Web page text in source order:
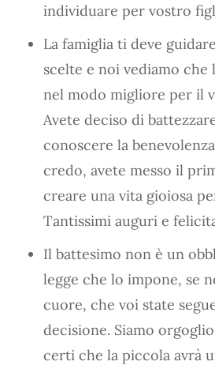
individuare per vostro
La famiglia ti deve
scelte e noi vediamo che
nel modo migliore per il
Avete deciso di
conoscere la
credo, avete messo il
creare una vita gioiosa
Tantissimi auguri e
Il battesimo non è un
legge che lo impone, se
cuore, che voi state
decisione. Siamo
certi che la piccola avrà